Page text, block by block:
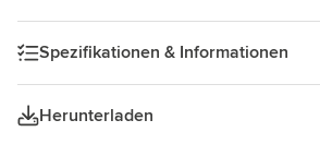
Spezifikationen & Informationen
Herunterladen